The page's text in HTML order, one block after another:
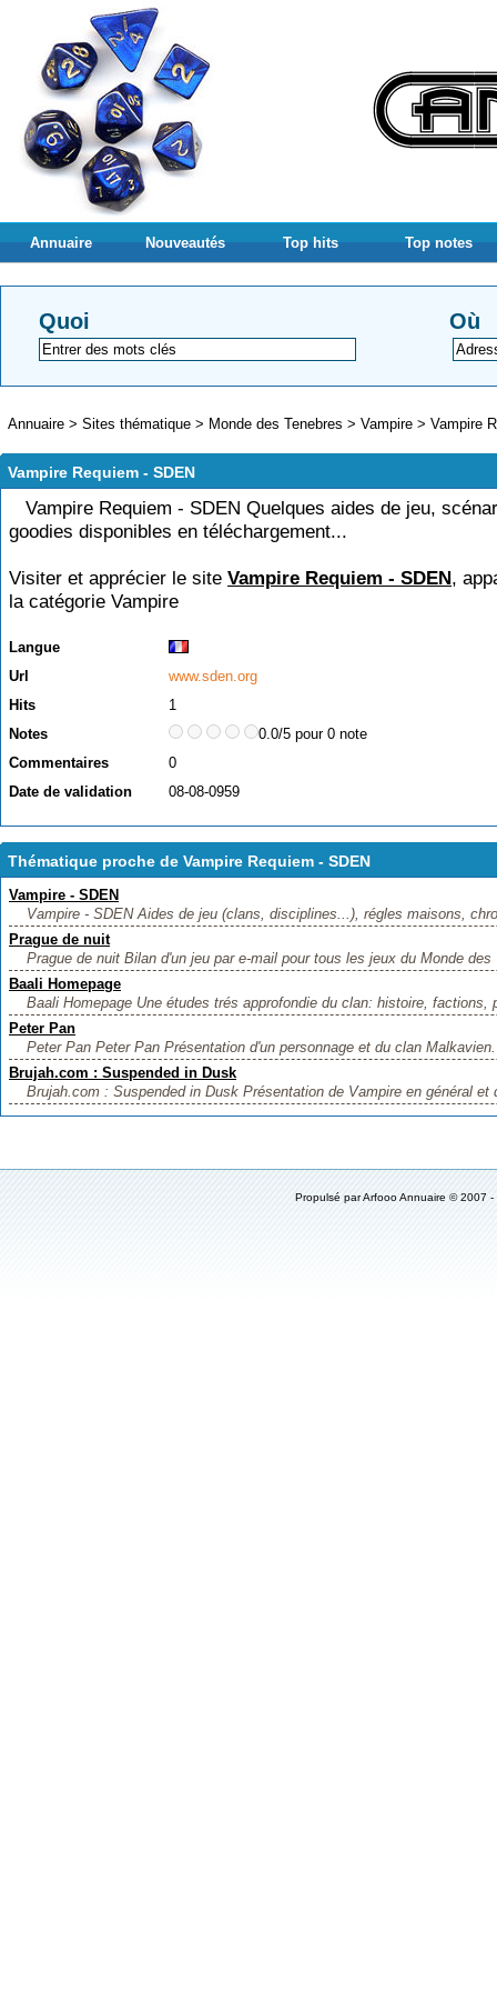
Annuaire Nouveautés Top hits Top notes
Quoi Où
Annuaire > Sites thématique > Monde des Tenebres > Vampire > Vampire
Vampire Requiem - SDEN
Vampire Requiem - SDEN Quelques aides de jeu,
goodies disponibles en téléchargement...
Visiter et apprécier le site Vampire Requiem - SDEN,
la catégorie Vampire
Langue
Url
www.sden.org
Hits
1
Notes
0.0/5 pour 0 note
Commentaires
0
Date de validation
08-08-0959
Thématique proche de Vampire Requiem - SDEN
Vampire - SDEN
Vampire - SDEN Aides de jeu (clans, disciplines...), régles maisons,
Prague de nuit
Prague de nuit Bilan d'un jeu par e-mail pour tous les jeux du Monde des
Baali Homepage
Baali Homepage Une études trés approfondie du clan: histoire, factions,
Peter Pan
Peter Pan Peter Pan Présentation d'un personnage et du clan Malkavien.
Brujah.com : Suspended in Dusk
Brujah.com : Suspended in Dusk Présentation de Vampire en général et
Propulsé parArfooo Annuaire © 2007